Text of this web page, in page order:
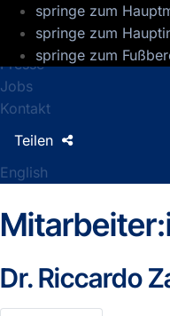
springe zum
springe zum
springe zum
GFZ
Presse
Jobs
Kontakt
English
Teilen
Dr.Riccardo